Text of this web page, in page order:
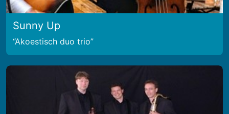
Sunny Up
Akoestisch duo trio